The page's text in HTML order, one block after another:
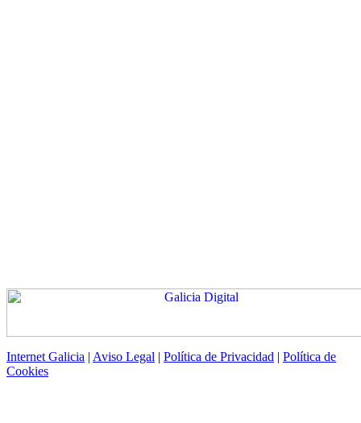
Internet Galicia | Aviso Legal | Política de Privacidad | Política de
Cookies